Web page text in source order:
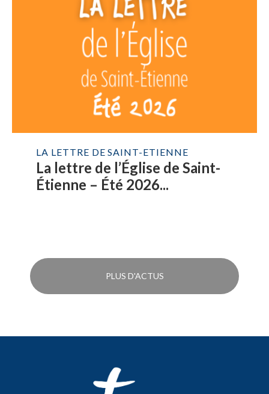
LA LETTRE DE SAINT-ETIENNE
La lettre de l’Église de Saint-
Étienne – Été 2026...
PLUS D'ACTUS